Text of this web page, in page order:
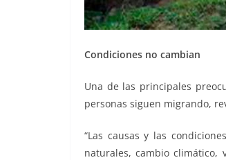
Condiciones no cambian
Una de las principales
personas siguen migrando,
“Las causas y las
naturales, cambio climático,